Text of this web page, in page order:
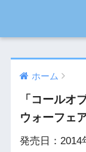
ホーム
「コールオ
ウォーフェ
発売日：2014